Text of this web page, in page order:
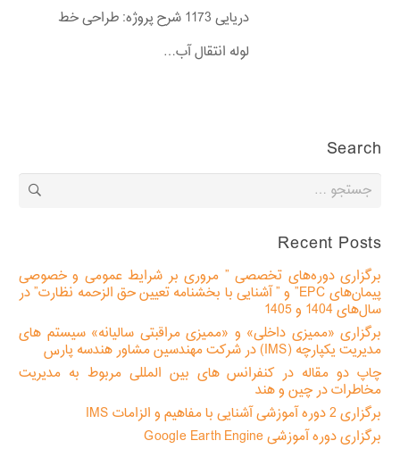
دریایی 1173 شرح پروژه: طراحی خط
لوله انتقال آب…
Search
جستجو
Recent Posts
برگزاری دوره‌های تخصصی ” مروری بر شرایط عمومی و خصوصی
پیمان‌های EPC” و ” آشنایی با بخشنامه تعیین حق الزحمه نظارت” در
سال‌های 1404 و 1405
برگزاری «ممیزی داخلی» و «ممیزی مراقبتی سالیانه» سیستم های
مدیریت یکپارچه (IMS) در شرکت مهندسین مشاور هندسه پارس
چاپ دو مقاله در کنفرانس های بین المللی مربوط به مدیریت
مخاطرات در چین و هند
برگزاری 2 دوره آموزشی آشنایی با مفاهیم و الزامات IMS
برگزاری دوره آموزشی Google Earth Engine